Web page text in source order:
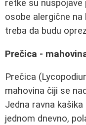
retke su nuspojave
osobe alergične
treba da budu
Prečica -
Prečica
mahovina čiji se
Jedna ravna
jednom dnevno,